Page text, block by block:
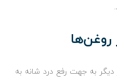
روغن‌ها
به جهت رفع درد شانه به